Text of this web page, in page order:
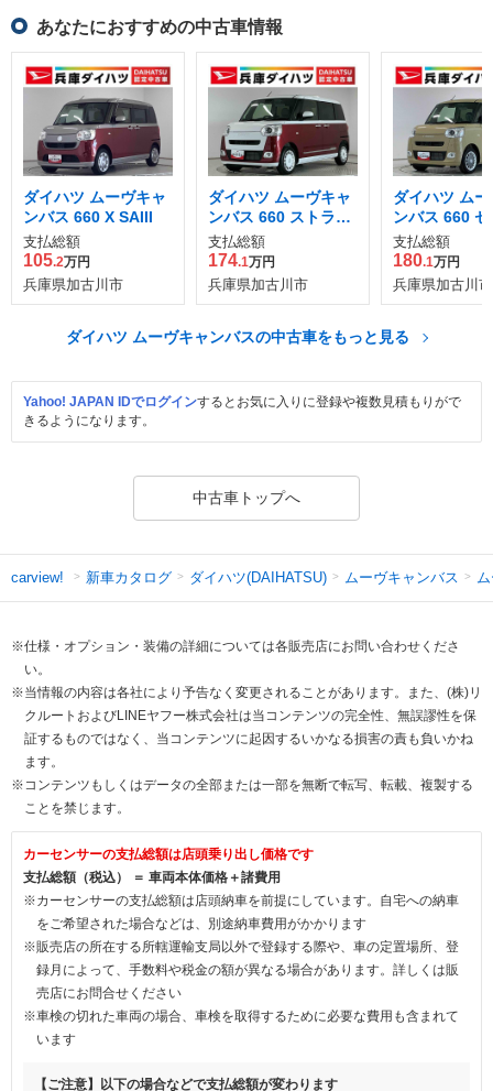
あなたにおすすめの中古車情報
ダイハツ ムーヴキャ
ンバス 660 X SAIII
支払総額
105.2万円
兵庫県加古川市
ダイハツ ムーヴキャ
ンバス 660 ストライ
プス Gターボ
支払総額
174.1万円
兵庫県加古川市
ダイハツ ム
ンバス 660
Gターボ
支払総額
180.1万円
兵庫県加古川市
ダイハツ ムーヴキャンバスの中古車をもっと見る
Yahoo! JAPAN IDでログインするとお気に入りに登録や複数見積もりがで
きるようになります。
中古車トップへ
carview! 新車カタログ ダイハツ(DAIHATSU) ムーヴキャンバス
※仕様・オプション・装備の詳細については各販売店にお問い合わせくださ
い。
※当情報の内容は各社により予告なく変更されることがあります。また、(株)リ
クルートおよびLINEヤフー株式会社は当コンテンツの完全性、無誤謬性を保
証するものではなく、当コンテンツに起因するいかなる損害の責も負いかね
ます。
※コンテンツもしくはデータの全部または一部を無断で転写、転載、複製する
ことを禁じます。
カーセンサーの支払総額は店頭乗り出し価格です
支払総額（税込） ＝ 車両本体価格＋諸費用
※カーセンサーの支払総額は店頭納車を前提にしています。自宅への納車
をご希望された場合などは、別途納車費用がかかります
※販売店の所在する所轄運輸支局以外で登録する際や、車の定置場所、登
録月によって、手数料や税金の額が異なる場合があります。詳しくは販
売店にお問合せください
※車検の切れた車両の場合、車検を取得するために必要な費用も含まれて
います
【ご注意】以下の場合などで支払総額が変わります